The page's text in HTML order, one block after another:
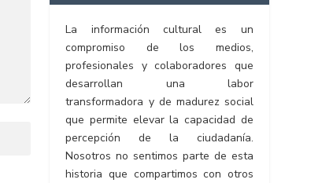
La información cultural es un
compromiso de los medios,
profesionales y colaboradores que
desarrollan una labor
transformadora y de madurez social
que permite elevar la capacidad de
percepción de la ciudadanía.
Nosotros no sentimos parte de esta
historia que compartimos con otros